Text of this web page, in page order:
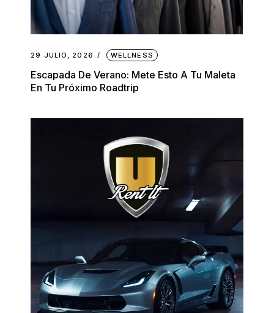
29 JULIO, 2026 WELLNESS
Escapada De Verano: Mete Esto A Tu Maleta
En Tu Próximo Roadtrip